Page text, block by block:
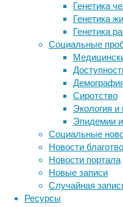
Генетика
Генетика
Генетика
Социальные
Сиротство
Экология и
Эпидемии
Социальные
Новости
Новости портала
Новые записи
Случайная
Ресурсы
протяжении
150
Добросовестные
заводчики
мотивируют
что
защищают
здоровье